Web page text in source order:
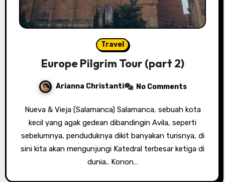
Travel
Europe Pilgrim Tour (part 2)
Arianna Christanti No Comments
Nueva & Vieja (Salamanca) Salamanca, sebuah kota
kecil yang agak gedean dibandingin Avila, seperti
sebelumnya, penduduknya dikit banyakan turisnya, di
sini kita akan mengunjungi Katedral terbesar ketiga di
dunia.. Konon…